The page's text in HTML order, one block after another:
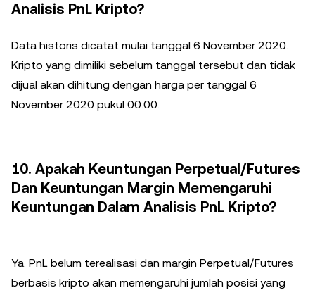
Analisis PnL Kripto?
Data historis dicatat mulai tanggal 6 November 2020.
Kripto yang dimiliki sebelum tanggal tersebut dan tidak
dijual akan dihitung dengan harga per tanggal 6
November 2020 pukul 00.00.
10. Apakah Keuntungan Perpetual/Futures
Dan Keuntungan Margin Memengaruhi
Keuntungan Dalam Analisis PnL Kripto?
Ya. PnL belum terealisasi dan margin Perpetual/Futures
berbasis kripto akan memengaruhi jumlah posisi yang